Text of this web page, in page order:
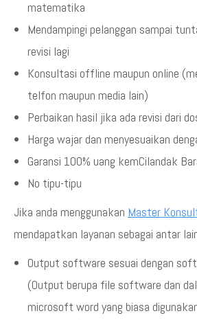
matematika
Mendampingi pelanggan sampai
revisi lagi
Konsultasi offline maupun online
telfon maupun media lain)
Perbaikan hasil jika ada revisi dari
Harga wajar dan menyesuaikan
Garansi 100% uang kemCilandak
No tipu-tipu
Jika anda menggunakan Master
mendapatkan layanan sebagai antar
Output software sesuai dengan
(Output berupa file software dan
microsoft word yang biasa